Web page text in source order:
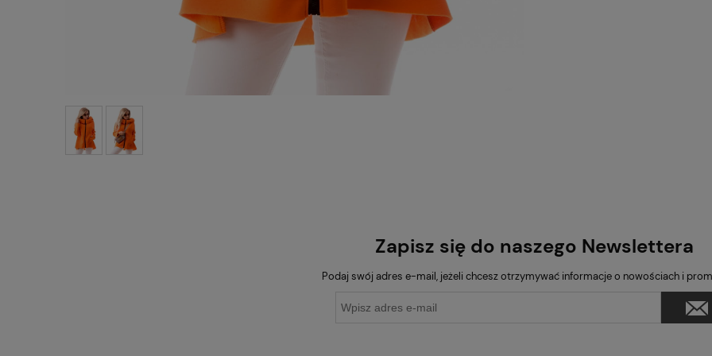
Zapisz się do naszego Newslettera
Podaj swój adres e-mail, jeżeli chcesz otrzymywać informacje o nowościach i